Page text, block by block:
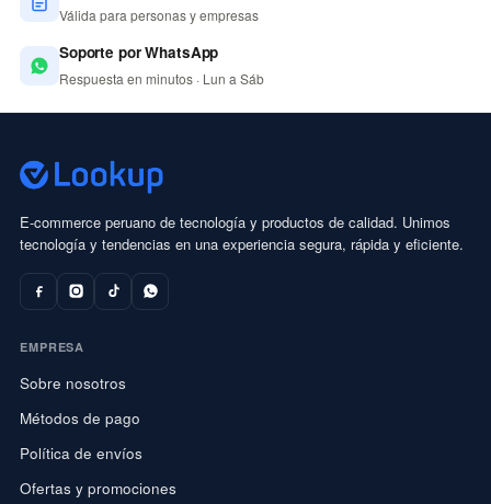
Válida para personas y empresas
Soporte por WhatsApp
Respuesta en minutos · Lun a Sáb
E-commerce peruano de tecnología y productos de calidad. Unimos
tecnología y tendencias en una experiencia segura, rápida y eficiente.
EMPRESA
Sobre nosotros
Métodos de pago
Política de envíos
Ofertas y promociones